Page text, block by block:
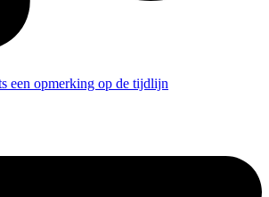
een opmerking op de tijdlijn